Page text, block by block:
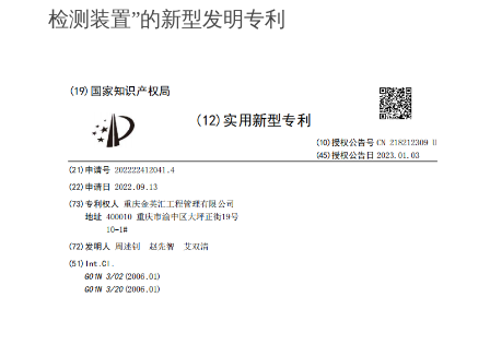
检测装置”的新型发明专利